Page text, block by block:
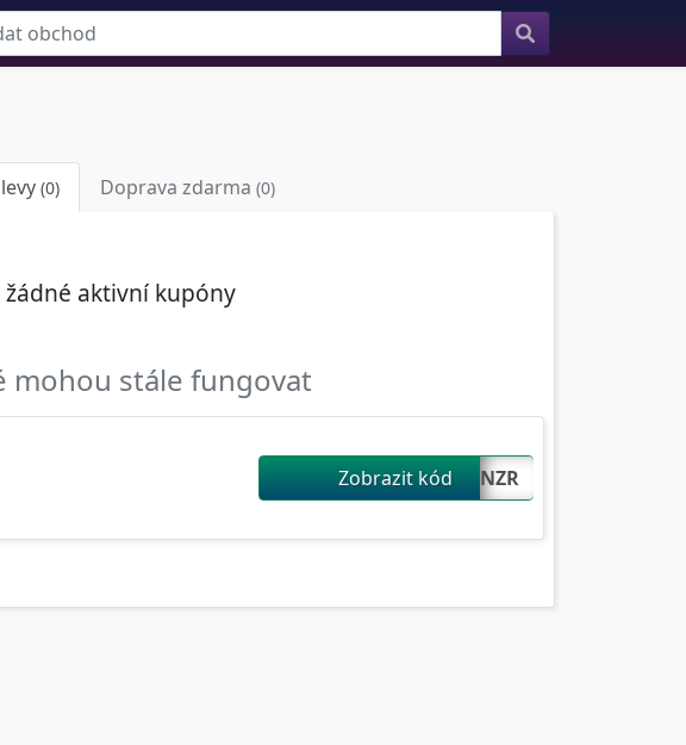
(0) Doprava zdarma (0)
žádné aktivní kupóny
mohou stále fungovat
Zobrazit kódIKONZR...